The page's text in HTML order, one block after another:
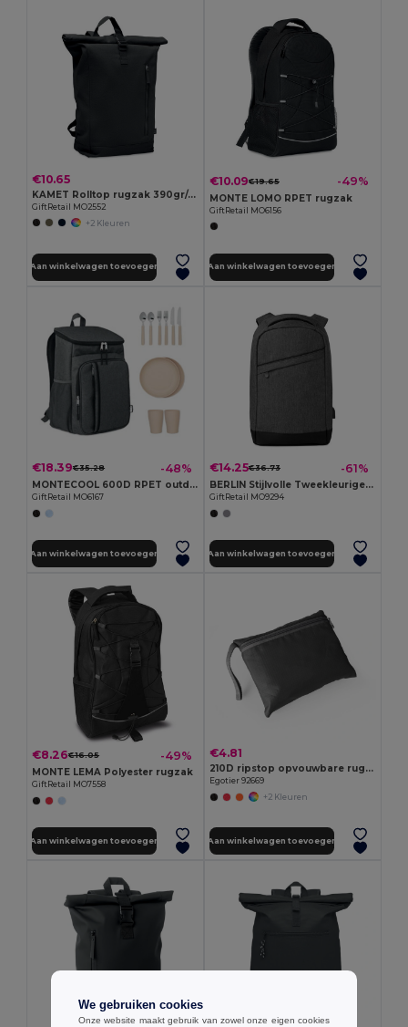
€10.65
KAMET Rolltop rugzak 390gr/m²
GiftRetail MO2552
+2 Kleuren
Aan winkelwagen toevoegen
€10.09€19.65 -49%
MONTE LOMO RPET rugzak
GiftRetail MO6156
Aan winkelwagen toevoegen
€18.39€35.28 -48%
MONTECOOL 600D RPET outdoor koeltas
GiftRetail MO6167
Aan winkelwagen toevoegen
€14.25€36.73 -61%
BERLIN Stijlvolle Tweekleurige Rugzak met USB-aansluiting
GiftRetail MO9294
Aan winkelwagen toevoegen
€8.26€16.05 -49%
MONTE LEMA Polyester rugzak
GiftRetail MO7558
Aan winkelwagen toevoegen
€4.81
210D ripstop opvouwbare rugzak
Egotier 92669
+2 Kleuren
Aan winkelwagen toevoegen
We gebruiken cookies
Onze website maakt gebruik van zowel onze eigen cookies